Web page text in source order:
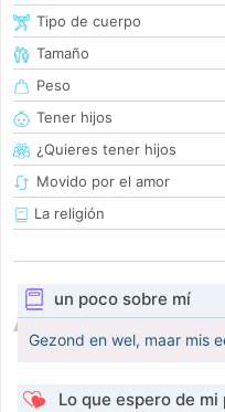
Tipo de cuerpo
Tamaño
Peso
Tener hijos
¿Quieres tener hijos
Movido por el amor
La religión
un poco sobre mí
Gezond en wel, maar mis
Lo que espero de mi